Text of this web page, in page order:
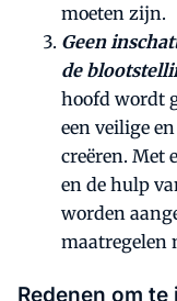
moeten zijn.
Geen
de
hoofd wordt
een veilige
creëren. Met
en de hulp
worden
maatregelen
Redenen om